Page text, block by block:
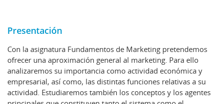
Presentación
Con la asignatura Fundamentos de Marketing pretendemos
ofrecer una aproximación general al marketing. Para ello
analizaremos su importancia como actividad económica y
empresarial, así como, las distintas funciones relativas a su
actividad. Estudiaremos también los conceptos y los agentes